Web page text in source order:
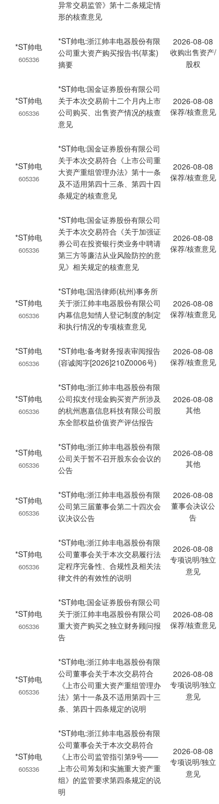
异常交易监管》第十二条规定情
形的核查意见
*ST帅电
605336
*ST帅电:浙江帅丰电器股份有限
公司重大资产购买报告书(草案)
摘要
2026-08-08
收购出售资产/
股权
*ST帅电
605336
*ST帅电:国金证券股份有限公司
关于本次交易前十二个月内上市
公司购买、出售资产情况的核查
意见
2026-08-08
保荐/核查意见
*ST帅电
605336
*ST帅电:国金证券股份有限公司
关于本次交易符合《上市公司重
大资产重组管理办法》第十一条
及不适用第四十三条、第四十四
条规定的核查意见
2026-08-08
保荐/核查意见
*ST帅电
605336
*ST帅电:国金证券股份有限公司
关于本次交易符合《关于加强证
券公司在投资银行类业务中聘请
第三方等廉洁从业风险防控的意
见》相关规定的核查意见
2026-08-08
保荐/核查意见
*ST帅电
605336
*ST帅电:国浩律师(杭州)事务所
关于浙江帅丰电器股份有限公司
内幕信息知情人登记制度的制定
和执行情况的专项核查意见
2026-08-08
保荐/核查意见
*ST帅电
605336
*ST帅电:备考财务报表审阅报告
(容诚阅字[2026]210Z0006号)
2026-08-08
保荐/核查意见
*ST帅电
605336
*ST帅电:浙江帅丰电器股份有限
公司拟支付现金购买资产所涉及
的杭州惠嘉信息科技有限公司股
东全部权益价值资产评估报告
2026-08-08
其他
*ST帅电
605336
*ST帅电:浙江帅丰电器股份有限
公司关于暂不召开股东会会议的
公告
2026-08-08
其他
*ST帅电
605336
*ST帅电:浙江帅丰电器股份有限
公司第三届董事会第二十四次会
议决议公告
2026-08-08
董事会决议公
告
*ST帅电
605336
*ST帅电:浙江帅丰电器股份有限
公司董事会关于本次交易履行法
定程序完备性、合规性及相关法
律文件的有效性的说明
2026-08-08
专项说明/独立
意见
*ST帅电
605336
*ST帅电:国金证券股份有限公司
关于浙江帅丰电器股份有限公司
重大资产购买之独立财务顾问报
告
2026-08-08
保荐/核查意见
*ST帅电
605336
*ST帅电:浙江帅丰电器股份有限
公司董事会关于本次交易符合
《上市公司重大资产重组管理办
法》第十一条及不适用第四十三
条、第四十四条规定的说明
2026-08-08
专项说明/独立
意见
*ST帅电
605336
*ST帅电:浙江帅丰电器股份有限
公司董事会关于本次交易符合
《上市公司监管指引第9号——
上市公司筹划和实施重大资产重
组》的监管要求第四条规定的说
明
2026-08-08
专项说明/独立
意见